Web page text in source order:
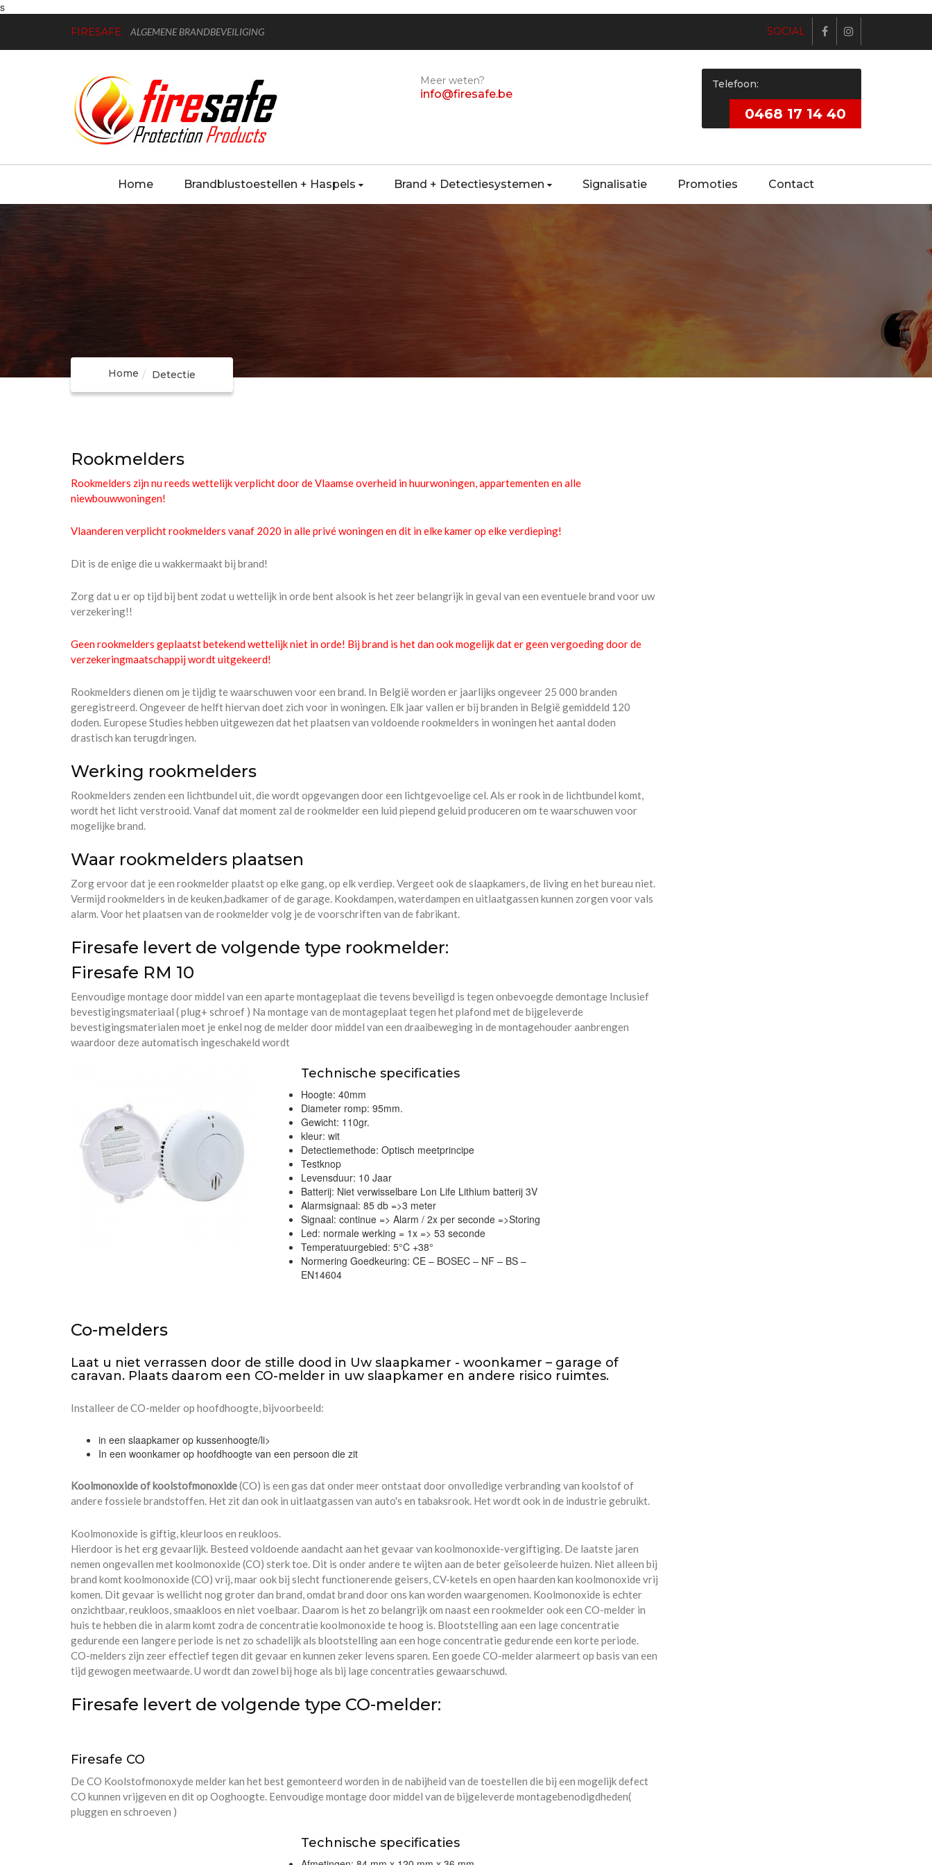
s
FIRESAFE: ALGEMENE BRANDBEVEILIGING SOCIAL
Telefoon:
0468 17 14 40
Meer weten?
info@firesafe.be
Home Brandblustoestellen + Haspels Brand + Detectiesystemen Signalisatie Promoties Contact
Home Detectie
Rookmelders
Rookmelders zijn nu reeds wettelijk verplicht door de Vlaamse overheid in huurwoningen, appartementen en alle
niewbouwwoningen!
Vlaanderen verplicht rookmelders vanaf 2020 in alle privé woningen en dit in elke kamer op elke verdieping!
Dit is de enige die u wakkermaakt bij brand!
Zorg dat u er op tijd bij bent zodat u wettelijk in orde bent alsook is het zeer belangrijk in geval van een eventuele brand voor uw
verzekering!!
Geen rookmelders geplaatst betekend wettelijk niet in orde! Bij brand is het dan ook mogelijk dat er geen vergoeding door de
verzekeringmaatschappij wordt uitgekeerd!
Rookmelders dienen om je tijdig te waarschuwen voor een brand. In België worden er jaarlijks ongeveer 25 000 branden
geregistreerd. Ongeveer de helft hiervan doet zich voor in woningen. Elk jaar vallen er bij branden in België gemiddeld 120
doden. Europese Studies hebben uitgewezen dat het plaatsen van voldoende rookmelders in woningen het aantal doden
drastisch kan terugdringen.
Werking rookmelders
Rookmelders zenden een lichtbundel uit, die wordt opgevangen door een lichtgevoelige cel. Als er rook in de lichtbundel komt,
wordt het licht verstrooid. Vanaf dat moment zal de rookmelder een luid piepend geluid produceren om te waarschuwen voor
mogelijke brand.
Waar rookmelders plaatsen
Zorg ervoor dat je een rookmelder plaatst op elke gang, op elk verdiep. Vergeet ook de slaapkamers, de living en het bureau niet.
Vermijd rookmelders in de keuken,badkamer of de garage. Kookdampen, waterdampen en uitlaatgassen kunnen zorgen voor vals
alarm. Voor het plaatsen van de rookmelder volg je de voorschriften van de fabrikant.
Firesafe levert de volgende type rookmelder:
Firesafe RM 10
Eenvoudige montage door middel van een aparte montageplaat die tevens beveiligd is tegen onbevoegde demontage Inclusief
bevestigingsmateriaal ( plug+ schroef ) Na montage van de montageplaat tegen het plafond met de bijgeleverde
bevestigingsmaterialen moet je enkel nog de melder door middel van een draaibeweging in de montagehouder aanbrengen
waardoor deze automatisch ingeschakeld wordt
Technische specificaties
Hoogte: 40mm
Diameter romp: 95mm.
Gewicht: 110gr.
kleur: wit
Detectiemethode: Optisch meetprincipe
Testknop
Levensduur: 10 Jaar
Batterij: Niet verwisselbare Lon Life Lithium batterij 3V
Alarmsignaal: 85 db =>3 meter
Signaal: continue => Alarm / 2x per seconde =>Storing
Led: normale werking = 1x => 53 seconde
Temperatuurgebied: 5°C +38°
Normering Goedkeuring: CE – BOSEC – NF – BS –
EN14604
Co-melders
Laat u niet verrassen door de stille dood in Uw slaapkamer - woonkamer – garage of
caravan. Plaats daarom een CO-melder in uw slaapkamer en andere risico ruimtes.
Installeer de CO-melder op hoofdhoogte, bijvoorbeeld:
in een slaapkamer op kussenhoogte/li>
In een woonkamer op hoofdhoogte van een persoon die zit
Koolmonoxide of koolstofmonoxide(CO) is een gas dat onder meer ontstaat door onvolledige verbranding van koolstof of
andere fossiele brandstoffen. Het zit dan ook in uitlaatgassen van auto's en tabaksrook. Het wordt ook in de industrie gebruikt.
Koolmonoxide is giftig, kleurloos en reukloos.
Hierdoor is het erg gevaarlijk. Besteed voldoende aandacht aan het gevaar van koolmonoxide-vergiftiging. De laatste jaren
nemen ongevallen met koolmonoxide (CO) sterk toe. Dit is onder andere te wijten aan de beter geïsoleerde huizen. Niet alleen bij
brand komt koolmonoxide (CO) vrij, maar ook bij slecht functionerende geisers, CV-ketels en open haarden kan koolmonoxide vrij
komen. Dit gevaar is wellicht nog groter dan brand, omdat brand door ons kan worden waargenomen. Koolmonoxide is echter
onzichtbaar, reukloos, smaakloos en niet voelbaar. Daarom is het zo belangrijk om naast een rookmelder ook een CO-melder in
huis te hebben die in alarm komt zodra de concentratie koolmonoxide te hoog is. Blootstelling aan een lage concentratie
gedurende een langere periode is net zo schadelijk als blootstelling aan een hoge concentratie gedurende een korte periode.
CO-melders zijn zeer effectief tegen dit gevaar en kunnen zeker levens sparen. Een goede CO-melder alarmeert op basis van een
tijd gewogen meetwaarde. U wordt dan zowel bij hoge als bij lage concentraties gewaarschuwd.
Firesafe levert de volgende type CO-melder:
Firesafe CO
De CO Koolstofmonoxyde melder kan het best gemonteerd worden in de nabijheid van de toestellen die bij een mogelijk defect
CO kunnen vrijgeven en dit op Ooghoogte. Eenvoudige montage door middel van de bijgeleverde montagebenodigdheden(
pluggen en schroeven )
Technische specificaties